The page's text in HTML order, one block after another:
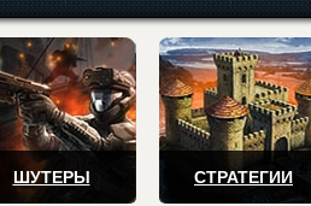
ШУТЕРЫ СТРАТЕГИИ